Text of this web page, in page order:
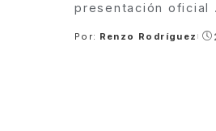
presentación oficial
Posted
Por: Renzo Rodríguez